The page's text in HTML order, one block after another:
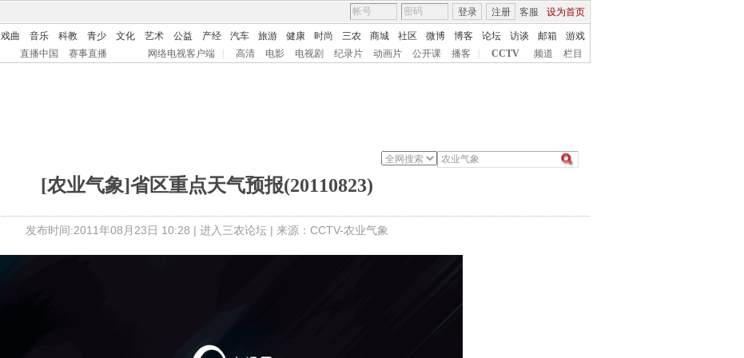
客服 设为首页
登录 注册
戏曲 音乐 科教 青少 文化 艺术 公益 产经 汽车 旅游 健康 时尚 三农 商城 社区 微博 博客 论坛 访谈 邮箱
游戏
直播中国 赛事直播 网络电视客户端 高清 电影 电视剧 纪录片 动画片 公开课 播客 CCTV 频道 栏目
[农业气象]省区重点天气预报(20110823)
发布时间:2011年08月23日 10:28 | 进入三农论坛 | 来源：CCTV-农业气象